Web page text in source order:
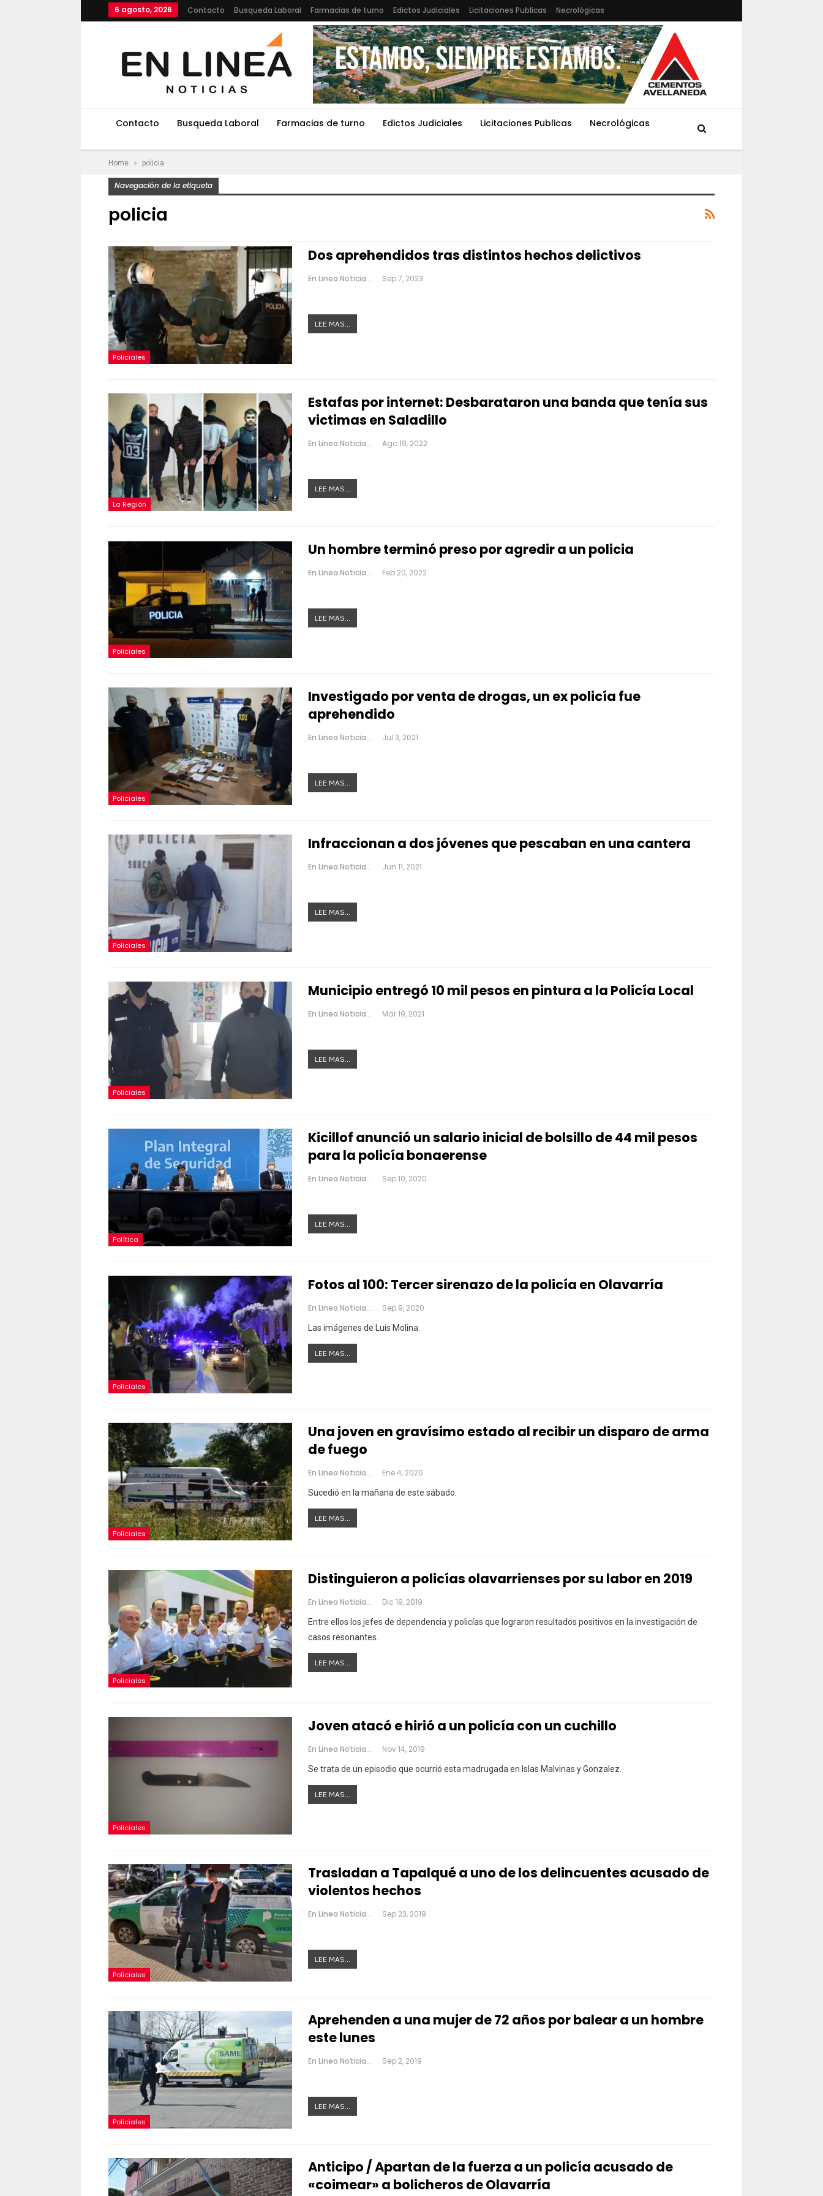
6 agosto, 2026 Contacto Busqueda Laboral Farmacias de turno Edictos Judiciales Licitaciones Publicas Necrológicas
Contacto Busqueda Laboral Farmacias de turno Edictos Judiciales Licitaciones Publicas Necrológicas
Home policia
Navegación de la etiqueta
policia
Policiales
Dos aprehendidos tras distintos hechos delictivos
En Linea Noticias Sep 7, 2023
LEE MAS...
La Región
Estafas por internet: Desbarataron una banda que tenía sus
victimas en Saladillo
En Linea Noticias Ago 19, 2022
LEE MAS...
Policiales
Un hombre terminó preso por agredir a un policia
En Linea Noticias Feb 20, 2022
LEE MAS...
Policiales
Investigado por venta de drogas, un ex policía fue
aprehendido
En Linea Noticias Jul 3, 2021
LEE MAS...
Policiales
Infraccionan a dos jóvenes que pescaban en una cantera
En Linea Noticias Jun 11, 2021
LEE MAS...
Policiales
Municipio entregó 10 mil pesos en pintura a la Policía Local
En Linea Noticias Mar 19, 2021
LEE MAS...
Política
Kicillof anunció un salario inicial de bolsillo de 44 mil pesos
para la policía bonaerense
En Linea Noticias Sep 10, 2020
LEE MAS...
Policiales
Fotos al 100: Tercer sirenazo de la policía en Olavarría
En Linea Noticias Sep 9, 2020
Las imágenes de Luis Molina.
LEE MAS...
Policiales
Una joven en gravísimo estado al recibir un disparo de arma
de fuego
En Linea Noticias Ene 4, 2020
Sucedió en la mañana de este sábado.
LEE MAS...
Policiales
Distinguieron a policías olavarrienses por su labor en 2019
En Linea Noticias Dic 19, 2019
Entre ellos los jefes de dependencia y policías que lograron resultados positivos en la investigación de
casos resonantes.
LEE MAS...
Policiales
Joven atacó e hirió a un policía con un cuchillo
En Linea Noticias Nov 14, 2019
Se trata de un episodio que ocurrió esta madrugada en Islas Malvinas y Gonzalez.
LEE MAS...
Policiales
Trasladan a Tapalqué a uno de los delincuentes acusado de
violentos hechos
En Linea Noticias Sep 23, 2019
LEE MAS...
Policiales
Aprehenden a una mujer de 72 años por balear a un hombre
este lunes
En Linea Noticias Sep 2, 2019
LEE MAS...
Anticipo / Apartan de la fuerza a un policía acusado de
«coimear» a bolicheros de Olavarría